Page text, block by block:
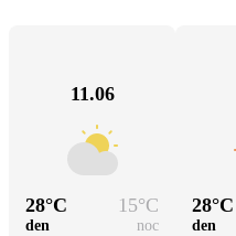
11.06
28°C 15°C
den noc
28°C
den